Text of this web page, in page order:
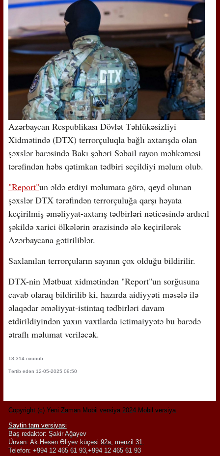
Azərbaycan Respublikası Dövlət Təhlükəsizliyi
Xidmətində (DTX) terrorçuluqla bağlı axtarışda olan
şəxslər barəsində Bakı şəhəri Səbail rayon məhkəməsi
tərəfindən həbs qətimkan tədbiri seçildiyi məlum olub.
"Report"un əldə etdiyi məlumata görə, qeyd olunan
şəxslər DTX tərəfindən terrorçuluğa qarşı həyata
keçirilmiş əməliyyat-axtarış tədbirləri nəticəsində ardıcıl
şəkildə xarici ölkələrin ərazisində ələ keçirilərək
Azərbaycana gətiriliblər.
Saxlanılan terrorçuların sayının çox olduğu bildirilir.
DTX-nin Mətbuat xidmətindən "Report"un sorğusuna
cavab olaraq bildirilib ki, hazırda aidiyyəti məsələ ilə
əlaqədar əməliyyat-istintaq tədbirləri davam
etdirildiyindən yaxın vaxtlarda ictimaiyyətə bu barədə
ətraflı məlumat veriləcək.
18,314 oxunub
Tərtib edən 12-05-2025 09:50
Copyright (c) Yeni Zaman Mobil versiya 2024 Mobil versiya
Saytin tam versiyasi
Baş redaktor: Şakir Ağayev
Ünvan: Ak.Həsən Əliyev küçəsi 92a, mənzil 31.
Telefon: +994 12 465 61 93,+994 12 465 61 93